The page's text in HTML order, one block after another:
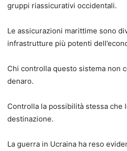
gruppi riassicurativi occidentali.
Le assicurazioni marittime sono
infrastrutture più potenti
Chi controlla questo sistema non
denaro.
Controlla la possibilità stessa che
destinazione.
La guerra in Ucraina ha reso